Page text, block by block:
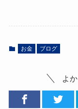
お金 ブログ
よ